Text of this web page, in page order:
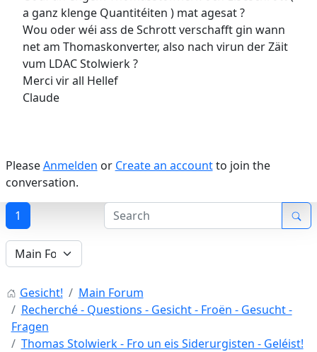
a ganz klenge Quantitéiten ) mat agesat ?
Wou oder wéi ass de Schrott verschafft gin wann
net am Thomaskonverter, also nach virun der Zäit
vum LDAC Stolwierk ?
Merci vir all Hellef
Claude
PleaseAnmelden or Create an accountto join the
conversation.
1
Gesicht!
Main Forum
Recherché - Questions - Gesicht - Froën - Gesucht -
Fragen
Thomas Stolwierk - Fro un eis Siderurgisten - Geléist!